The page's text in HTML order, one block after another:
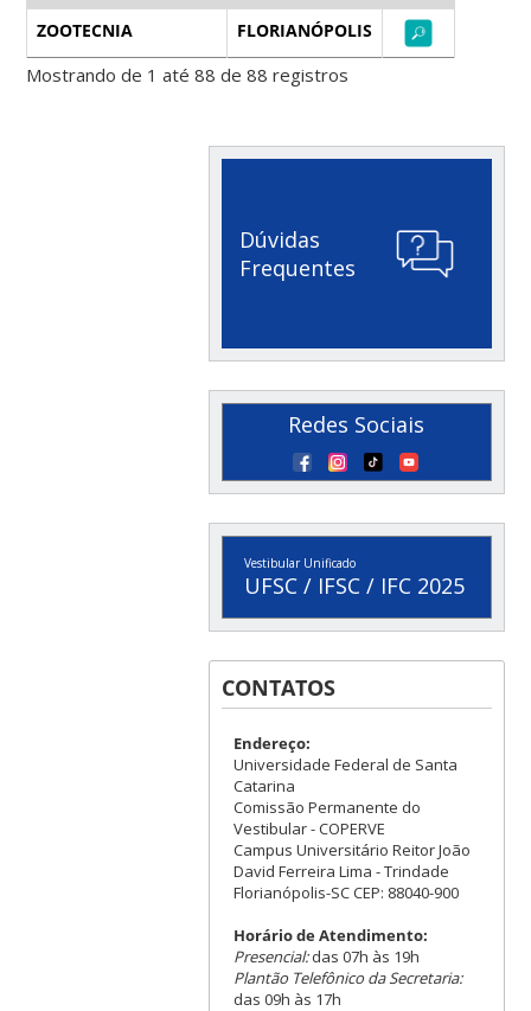
ZOOTECNIA FLORIANÓPOLIS
Mostrando de 1 até 88 de 88 registros
Dúvidas
Frequentes
Redes Sociais
Vestibular Unificado
UFSC / IFSC / IFC 2025
CONTATOS
Endereço:
Universidade Federal de Santa
Catarina
Comissão Permanente do
Vestibular - COPERVE
Campus Universitário Reitor João
David Ferreira Lima - Trindade
Florianópolis-SC CEP: 88040-900
Horário de Atendimento:
Presencial:das 07h às 19h
Plantão Telefônico da Secretaria:
das 09h às 17h